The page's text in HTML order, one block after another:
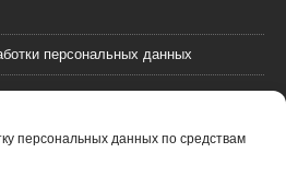
персональных данных по средствам
персональных данных
данных
(оферта)